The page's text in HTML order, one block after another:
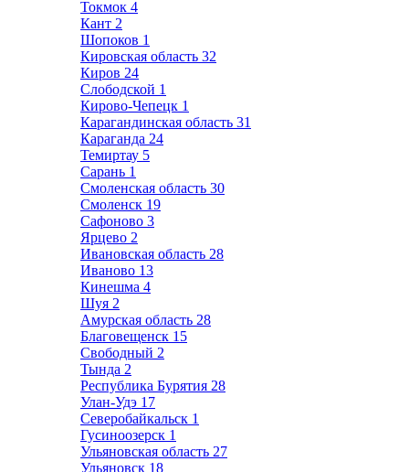
Токмок 4
Кант 2
Шопоков 1
Кировская область 32
Киров 24
Слободской 1
Кирово-Чепецк 1
Карагандинская область 31
Караганда 24
Темиртау 5
Сарань 1
Смоленская область 30
Смоленск 19
Сафоново 3
Ярцево 2
Ивановская область 28
Иваново 13
Кинешма 4
Шуя 2
Амурская область 28
Благовещенск 15
Свободный 2
Тында 2
Республика Бурятия 28
Улан-Удэ 17
Северобайкальск 1
Гусиноозерск 1
Ульяновская область 27
Ульяновск 18